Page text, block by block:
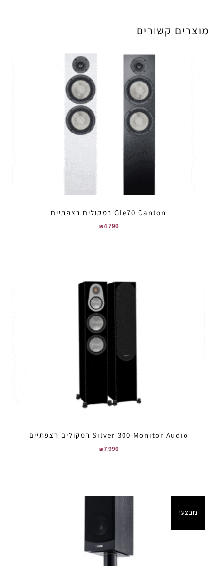
מוצרים קשורים
Gle70 Canton רמקולים רצפתיים
₪4,790
Silver 300 Monitor Audio רמקולים רצפתיים
₪7,990
מבצע!